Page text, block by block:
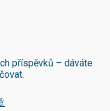
příspěvků – dáváte